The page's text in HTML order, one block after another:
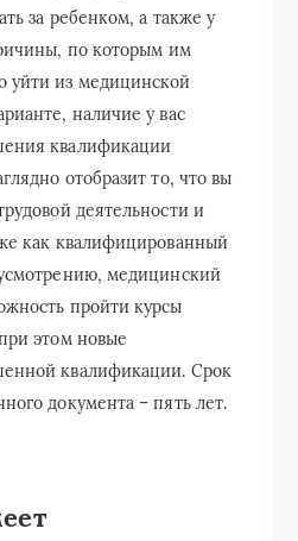
за ребенком, а также у
по которым им
уйти из медицинской
наличие у вас
квалификации
отобразит то, что вы
деятельности и
как квалифицированный
медицинский
пройти курсы
этом новые
квалификации. Срок
документа – пять лет.